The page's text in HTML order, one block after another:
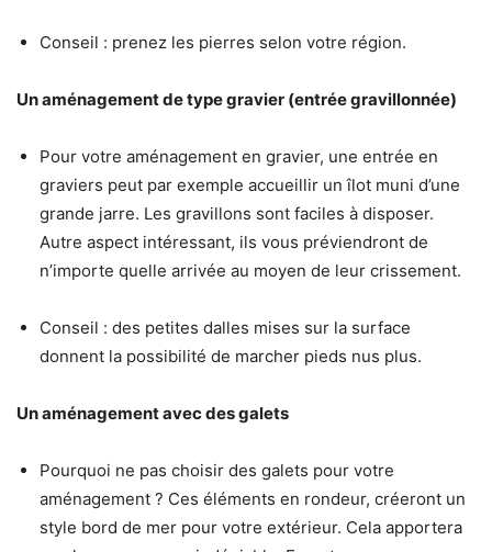
Conseil : prenez les pierres selon votre région.
Un aménagement de type gravier (entrée gravillonnée)
Pour votre aménagement en gravier, une entrée en
graviers peut par exemple accueillir un îlot muni d’une
grande jarre. Les gravillons sont faciles à disposer.
Autre aspect intéressant, ils vous préviendront de
n’importe quelle arrivée au moyen de leur crissement.
Conseil : des petites dalles mises sur la surface
donnent la possibilité de marcher pieds nus plus.
Un aménagement avec des galets
Pourquoi ne pas choisir des galets pour votre
aménagement ? Ces éléments en rondeur, créeront un
style bord de mer pour votre extérieur. Cela apportera